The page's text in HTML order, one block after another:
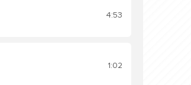
4:53
1:02